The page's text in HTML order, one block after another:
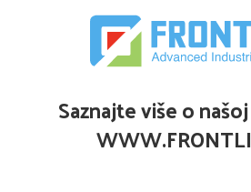
Saznajte više o